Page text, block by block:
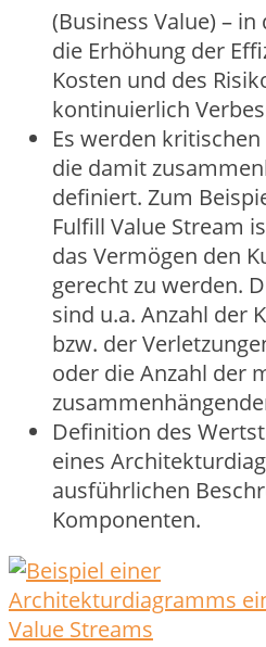
(Business Value) –
die Erhöhung der
Kosten und des
kontinuierlich
Es werden
die damit
definiert. Zum
Fulfill Value Stream
das Vermögen den
gerecht zu werden.
sind u.a. Anzahl der
bzw. der
oder die Anzahl der
Definition des
eines
ausführlichen
Komponenten.